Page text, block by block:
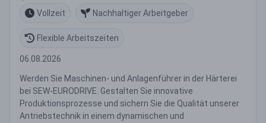
Vollzeit
Nachhaltiger Arbeitgeber
Flexible Arbeitszeiten
06.08.2026
Werden Sie Maschinen- und Anlagenführer in der Härterei
bei SEW-EURODRIVE. Gestalten Sie innovative
Produktionsprozesse und sichern Sie die Qualität unserer
Antriebstechnik in einem dynamischen und